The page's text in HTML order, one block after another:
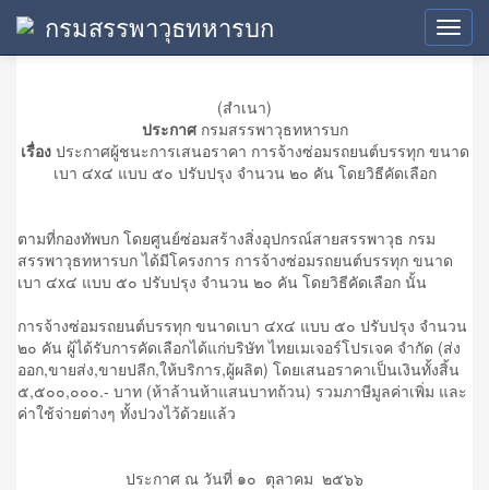
กรมสรรพาวุธทหารบก
ประกาศผู้ชนะการเสนอราคา
(สำเนา)
ประกาศกรมสรรพาวุธทหารบก
เรื่องประกาศผู้ชนะการเสนอราคา การจ้างซ่อมรถยนต์บรรทุก ขนาด
เบา ๔x๔ แบบ ๕๐ ปรับปรุง จำนวน ๒๐ คัน โดยวิธีคัดเลือก
ตามที่กองทัพบก โดยศูนย์ซ่อมสร้างสิ่งอุปกรณ์สายสรรพาวุธ กรม
สรรพาวุธทหารบก ได้มีโครงการ การจ้างซ่อมรถยนต์บรรทุก ขนาด
เบา ๔x๔ แบบ ๕๐ ปรับปรุง จำนวน ๒๐ คัน โดยวิธีคัดเลือก นั้น
การจ้างซ่อมรถยนต์บรรทุก ขนาดเบา ๔x๔ แบบ ๕๐ ปรับปรุง จำนวน
๒๐ คัน ผู้ได้รับการคัดเลือกได้แก่บริษัท ไทยเมเจอร์โปรเจค จำกัด (ส่ง
ออก,ขายส่ง,ขายปลีก,ให้บริการ,ผู้ผลิต) โดยเสนอราคาเป็นเงินทั้งสิ้น
๕,๕๐๐,๐๐๐.- บาท (ห้าล้านห้าแสนบาทถ้วน) รวมภาษีมูลค่าเพิ่ม และ
ค่าใช้จ่ายต่างๆ ทั้งปวงไว้ด้วยแล้ว
ประกาศ ณ วันที่ ๑๐ ตุลาคม ๒๕๖๖